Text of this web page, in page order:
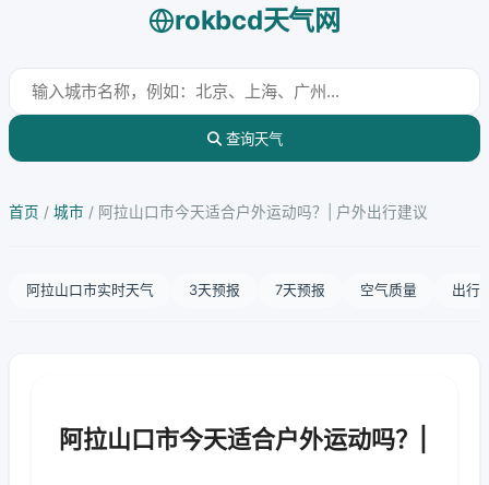
rokbcd天气网
查询天气
首页 / 城市 / 阿拉山口市今天适合户外运动吗？| 户外出行建议
阿拉山口市实时天气 3天预报 7天预报 空气质量 出行
阿拉山口市今天适合户外运动吗？|